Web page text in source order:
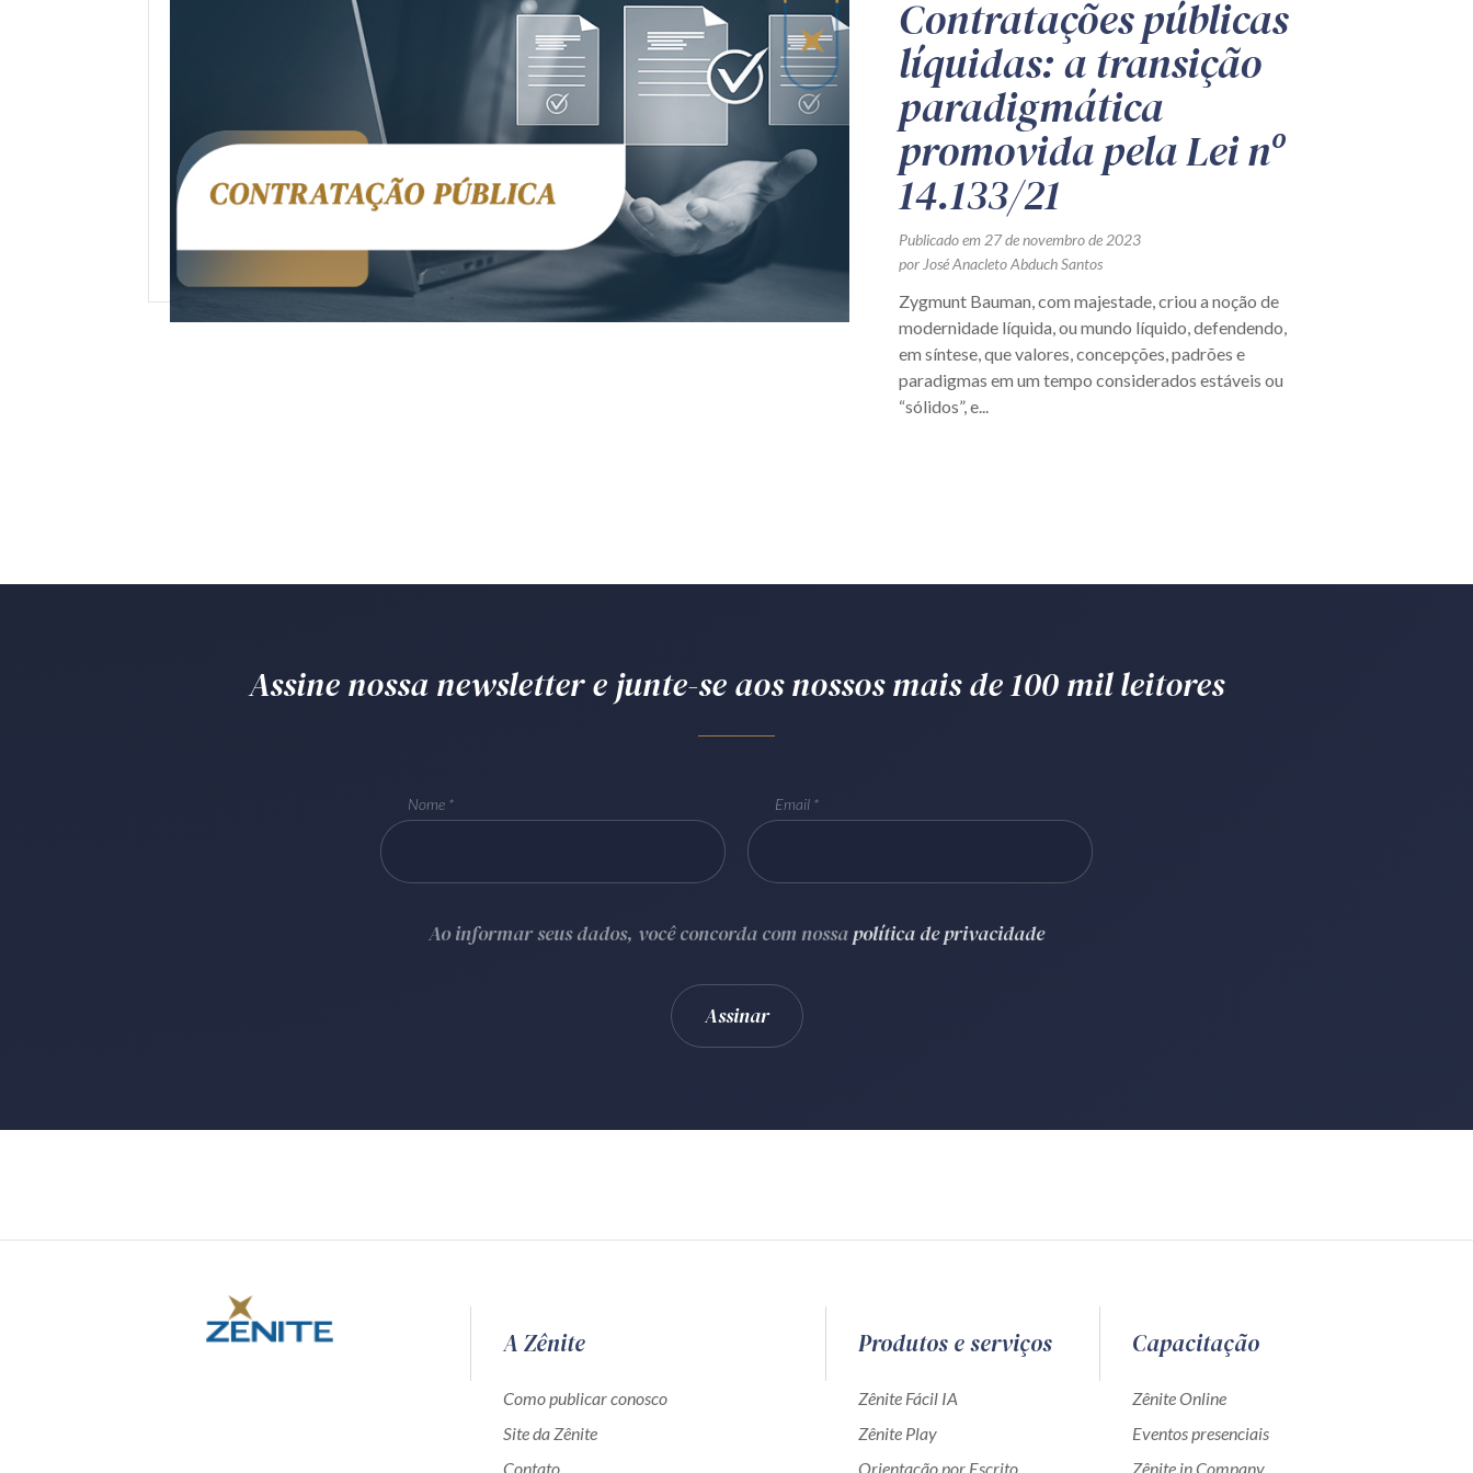
Contratações públicas
líquidas: a transição
paradigmática
promovida pela Lei nº
14.133/21
Publicado em 27 de novembro de 2023
por José Anacleto Abduch Santos
Zygmunt Bauman, com majestade, criou a noção de
modernidade líquida, ou mundo líquido, defendendo,
em síntese, que valores, concepções, padrões e
paradigmas em um tempo considerados estáveis ou
“sólidos”, e...
Assine nossa newsletter e junte-se aos nossos mais de 100 mil leitores
Nome Email
Ao informar seus dados, você concorda com nossapolítica de privacidade
A Zênite
Como publicar conosco
Site da Zênite
Contato
Produtos e serviços
Zênite Fácil IA
Zênite Play
Orientação por Escrito
Capacitação
Zênite Online
Eventos presenciais
Zênite in Company